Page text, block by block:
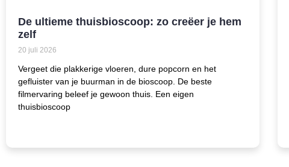
De ultieme thuisbioscoop: zo creëer je hem
zelf
20 juli 2026
Vergeet die plakkerige vloeren, dure popcorn en het
gefluister van je buurman in de bioscoop. De beste
filmervaring beleef je gewoon thuis. Een eigen
thuisbioscoop